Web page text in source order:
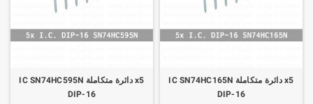
x5 دائرة متكاملة IC SN74HC165N
DIP-16
x5 دائرة متكاملة IC SN74HC595N
DIP-16